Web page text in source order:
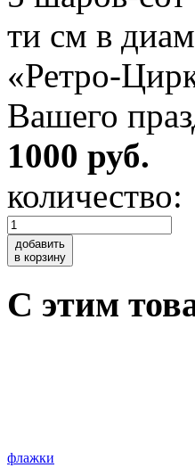
ти см в
«Ретро-
Вашего
1000 руб.
количество:
добавить
в корзину
C этим
флажки